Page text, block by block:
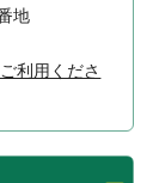
地
利用くださ